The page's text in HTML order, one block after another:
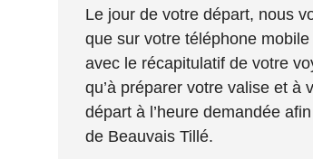
Le jour de votre départ, nous
que sur votre téléphone
avec le récapitulatif de votre
qu’à préparer votre valise et à
départ à l’heure demandée
de Beauvais Tillé.